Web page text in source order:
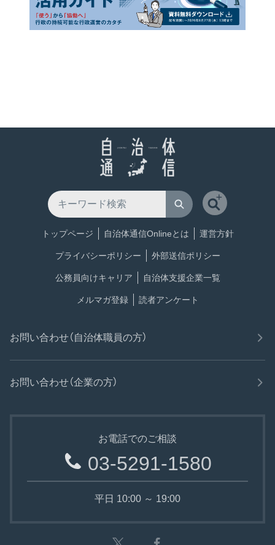
トップページ 自治体通信Onlineとは 運営方針
プライバシーポリシー 外部送信ポリシー
公務員向けキャリア 自治体支援企業一覧
メルマガ登録 読者アンケート
お問い合わせ（自治体職員の方）
お問い合わせ（企業の方）
お電話でのご相談
03-5291-1580
平日 10:00 ～ 19:00